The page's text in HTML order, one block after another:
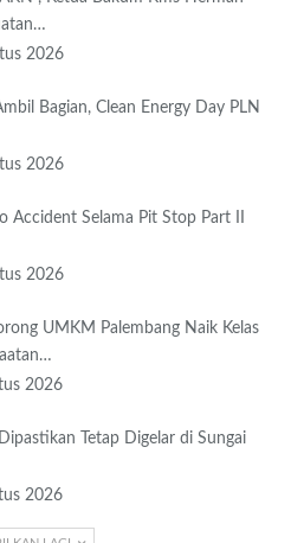
2026
Bagian, Clean Energy Day PLN
2026
Accident Selama Pit Stop Part II
2026
UMKM Palembang Naik Kelas
2026
Tetap Digelar di Sungai
2026